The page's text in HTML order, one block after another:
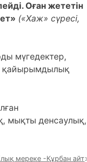
Оған жететін
(«Хаж» сүресі,
мүгедектер,
қайырымдылық
мықты денсаулық,
мереке -Құрбан айт